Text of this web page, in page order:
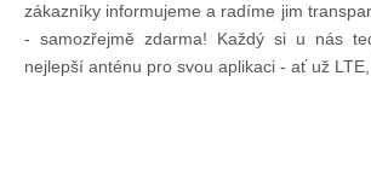
zákazníky informujeme a radíme jim
- samozřejmě zdarma! Každý si u nás
nejlepší anténu pro svou aplikaci - ať už